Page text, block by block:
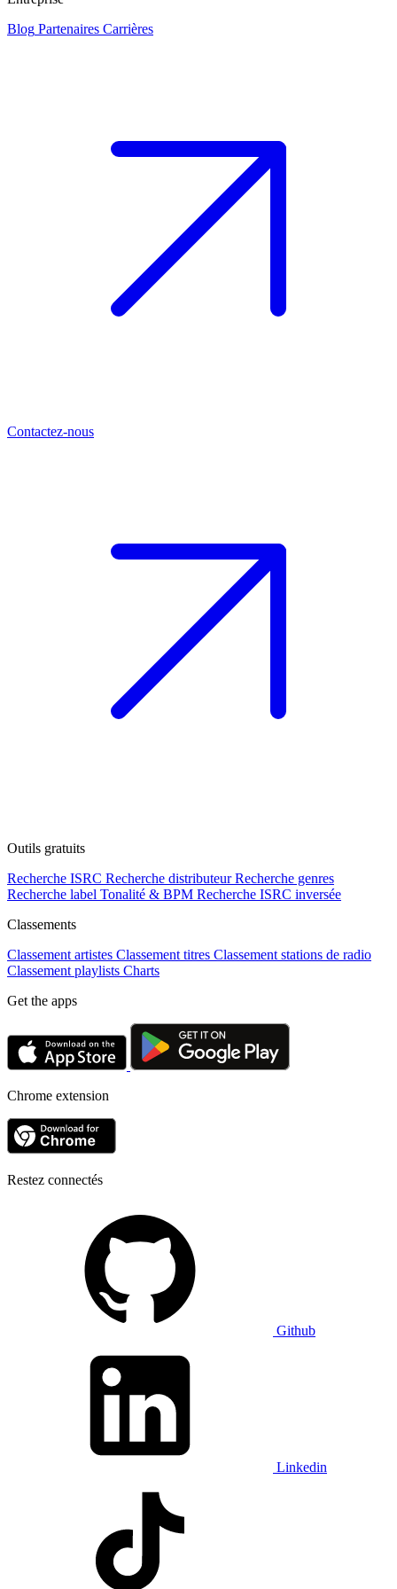
Blog Partenaires Carrières
Contactez-nous
Outils gratuits
Recherche ISRC Recherche distributeur Recherche genres
Recherche label Tonalité & BPM Recherche ISRC inversée
Classements
Classement artistes Classement titres Classement stations de radio
Classement playlists Charts
Get the apps
Chrome extension
Restez connectés
Github
Linkedin